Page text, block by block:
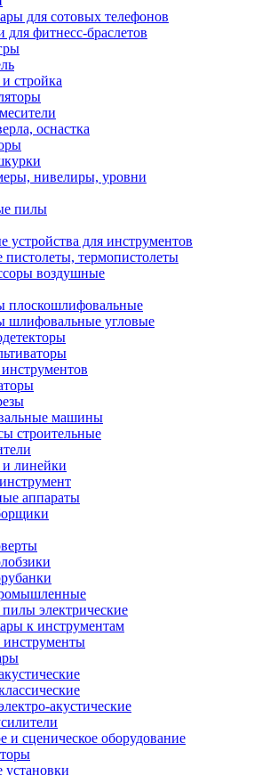
для сотовых телефонов
для фитнесс-браслетов
стройка
оснастка
нивелиры, уровни
пилы
устройства для инструментов
пистолеты, термопистолеты
воздушные
угловые
машины
строительные
и линейки
аппараты
электрические
к инструментам
акустические
и сценическое оборудование
установки